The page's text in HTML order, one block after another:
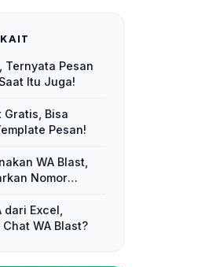
Ternyata Pesan
Itu Juga!
Gratis, Bisa
Pesan!
WA Blast,
Nomor
dari Excel,
WA Blast?